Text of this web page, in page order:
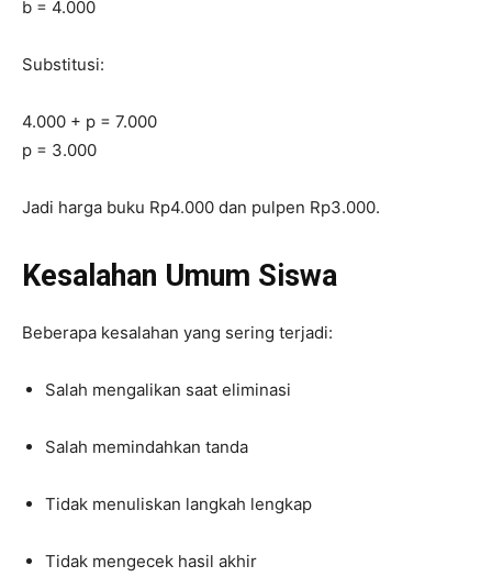
b = 4.000
Substitusi:
4.000 + p = 7.000
p = 3.000
Jadi harga buku Rp4.000 dan pulpen Rp3.000.
Kesalahan Umum Siswa
Beberapa kesalahan yang sering terjadi:
Salah mengalikan saat eliminasi
Salah memindahkan tanda
Tidak menuliskan langkah lengkap
Tidak mengecek hasil akhir